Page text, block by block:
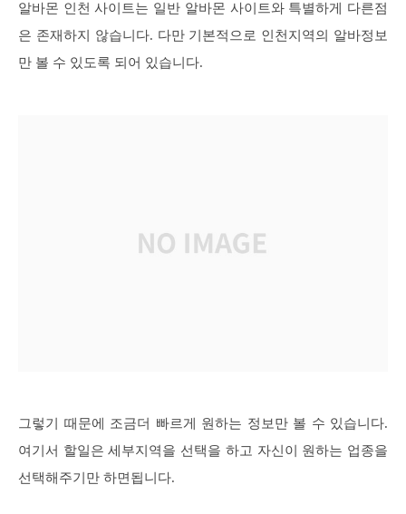
알바몬 인천 사이트는 일반 알바몬 사이트와 특별하게 다른점
은 존재하지 않습니다. 다만 기본적으로 인천지역의 알바정보
만 볼 수 있도록 되어 있습니다.
그렇기 때문에 조금더 빠르게 원하는 정보만 볼 수 있습니다.
여기서 할일은 세부지역을 선택을 하고 자신이 원하는 업종을
선택해주기만 하면됩니다.